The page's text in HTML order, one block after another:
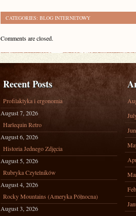
CATEGORIES: BLOG INTERNETOWY
Comments are closed.
Recent Posts
Profilaktyka i ergonomia
August 7, 2026
Harlequin Retro
August 6, 2026
Historia Jednego Zdjęcia
August 5, 2026
Rubryka Czytelników
August 4, 2026
Rocky Mountains (Ameryka Północna)
August 3, 2026